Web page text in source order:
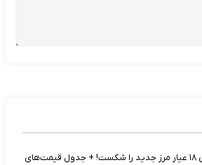
قیمت طلا و سکه؛ طلای ۱۸ عیار مرز جدید را شکست! + جدول قیمت‌های